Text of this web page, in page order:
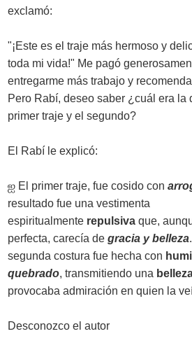
exclamó:
"¡Este es el traje más hermoso y
toda mi vida!" Me pagó
entregarme más trabajo y
Pero Rabí, deseo saber ¿cuál era la
primer traje y el segundo?
El Rabí le explicó:
ஐ El primer traje, fue cosido con
resultado fue una vestimenta
espiritualmente repulsiva que,
perfecta, carecía de gracia y belleza
segunda costura fue hecha con
quebrado, transmitiendo una
provocaba admiración en quien la
Desconozco el autor